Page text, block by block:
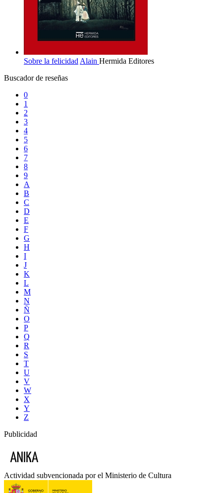
Sobre la felicidad Alain Hermida Editores
Buscador de reseñas
0
1
2
3
4
5
6
7
8
9
A
B
C
D
E
F
G
H
I
J
K
L
M
N
Ñ
O
P
Q
R
S
T
U
V
W
X
Y
Z
Publicidad
Actividad subvencionada por el Ministerio de Cultura